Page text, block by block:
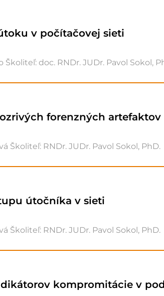
v počítačovej sieti
doc. RNDr. JUDr. Pavol Sokol,
forenzných artefaktov
Školiteľ: RNDr. JUDr. Pavol Sokol, PhD.
útočníka v sieti
Školiteľ: RNDr. JUDr. Pavol Sokol, PhD.
kompromitácie v